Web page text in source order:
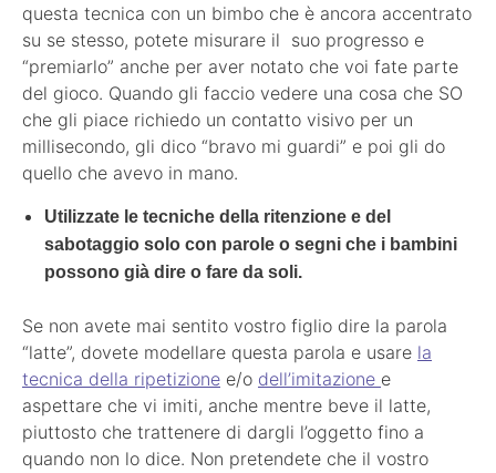
questa tecnica con un bimbo che è ancora accentrato
su se stesso, potete misurare il suo progresso e
“premiarlo” anche per aver notato che voi fate parte
del gioco. Quando gli faccio vedere una cosa che SO
che gli piace richiedo un contatto visivo per un
millisecondo, gli dico “bravo mi guardi” e poi gli do
quello che avevo in mano.
Utilizzate le tecniche della ritenzione e del
sabotaggio solo con parole o segni che i bambini
possono già dire o fare da soli.
Se non avete mai sentito vostro figlio dire la parola
“latte”, dovete modellare questa parola e usare la
tecnica della ripetizione e/o dell’imitazione e
aspettare che vi imiti, anche mentre beve il latte,
piuttosto che trattenere di dargli l’oggetto fino a
quando non lo dice. Non pretendete che il vostro